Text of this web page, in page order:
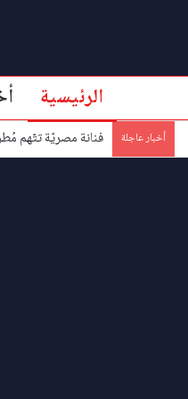
الرئيسية
أخبار عاجلة فنانة مصريّة تتّهم